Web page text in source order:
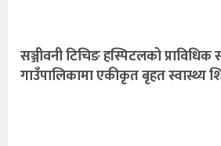
सञ्जीवनी टिचिङ हस्पिटलको
गाउँपालिकामा एकीकृत बृहत स्वास्थ्य